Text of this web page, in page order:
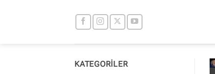
KATEGORİLER